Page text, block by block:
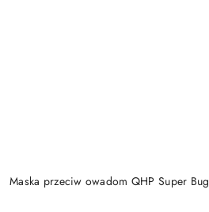
Maska przeciw owadom QHP Super Bug